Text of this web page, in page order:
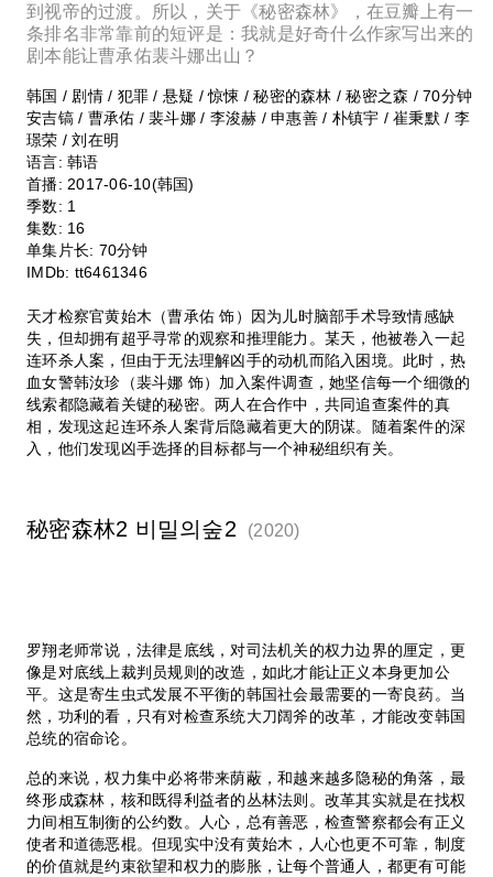
到视帝的过渡。所以，关于《秘密森林》，在豆瓣上有一
条排名非常靠前的短评是：我就是好奇什么作家写出来的
剧本能让曹承佑裴斗娜出山？
韩国 / 剧情 / 犯罪 / 悬疑 / 惊悚 / 秘密的森林 / 秘密之森 / 70分钟
安吉镐 / 曹承佑 / 裴斗娜 / 李浚赫 / 申惠善 / 朴镇宇 / 崔秉默 / 李
璟荣 / 刘在明
语言:韩语
首播: 2017-06-10(韩国)
季数: 1
集数: 16
单集片长: 70分钟
IMDb: tt6461346
天才检察官黄始木（曹承佑 饰）因为儿时脑部手术导致情感缺
失，但却拥有超乎寻常的观察和推理能力。某天，他被卷入一起
连环杀人案，但由于无法理解凶手的动机而陷入困境。此时，热
血女警韩汝珍（裴斗娜 饰）加入案件调查，她坚信每一个细微的
线索都隐藏着关键的秘密。两人在合作中，共同追查案件的真
相，发现这起连环杀人案背后隐藏着更大的阴谋。随着案件的深
入，他们发现凶手选择的目标都与一个神秘组织有关。
秘密森林2 비밀의숲2 (2020)
罗翔老师常说，法律是底线，对司法机关的权力边界的厘定，更
像是对底线上裁判员规则的改造，如此才能让正义本身更加公
平。这是寄生虫式发展不平衡的韩国社会最需要的一寄良药。当
然，功利的看，只有对检查系统大刀阔斧的改革，才能改变韩国
总统的宿命论。
总的来说，权力集中必将带来荫蔽，和越来越多隐秘的角落，最
终形成森林，核和既得利益者的丛林法则。改革其实就是在找权
力间相互制衡的公约数。人心，总有善恶，检查警察都会有正义
使者和道德恶棍。但现实中没有黄始木，人心也更不可靠，制度
的价值就是约束欲望和权力的膨胀，让每个普通人，都更有可能